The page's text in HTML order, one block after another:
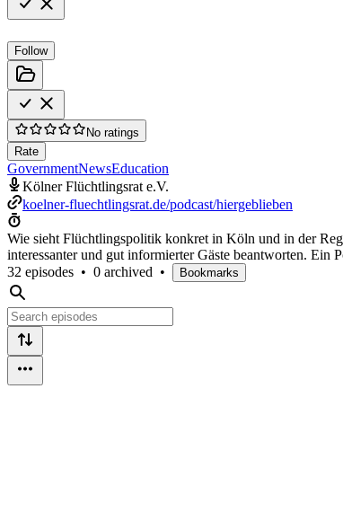
Follow
No ratings
Rate
GovernmentNewsEducation
Kölner Flüchtlingsrat e.V.
koelner-fluechtlingsrat.de/podcast/hiergeblieben
Wie sieht Flüchtlingspolitik konkret in Köln und in der
interessanter und gut informierter Gäste beantworten. Ein
32 episodes • 0 archived • Bookmarks